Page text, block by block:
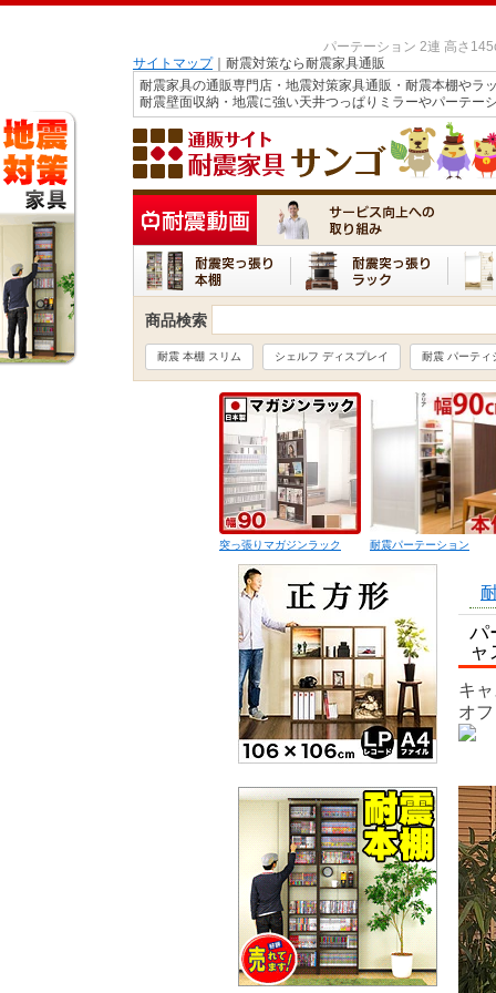
パーテーション 2連 高さ
サイトマップ｜耐震対策なら耐震家具通販
耐震家具の通販専門店・地震対策家具通販・耐震本棚やラ
耐震壁面収納・地震に強い天井つっぱりミラーやパーテー
商品検索
耐震 本棚 スリム シェルフ ディスプレイ 耐震 パーティ
突っ張りマガジンラック 耐震パーテーション
パ
ャ
キ
オ